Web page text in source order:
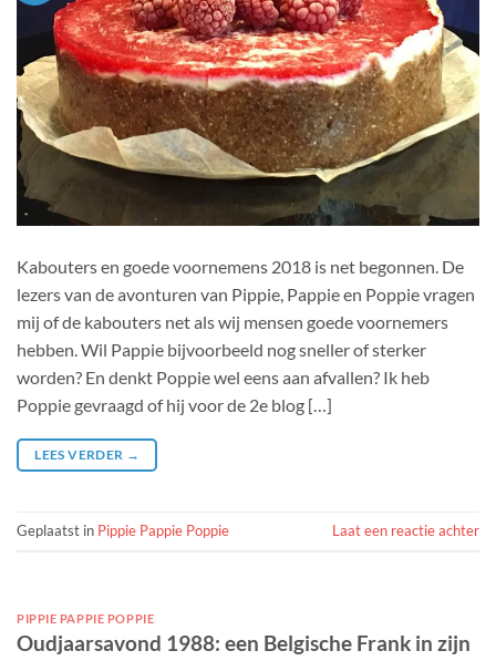
Kabouters en goede voornemens 2018 is net begonnen. De
lezers van de avonturen van Pippie, Pappie en Poppie vragen
mij of de kabouters net als wij mensen goede voornemers
hebben. Wil Pappie bijvoorbeeld nog sneller of sterker
worden? En denkt Poppie wel eens aan afvallen? Ik heb
Poppie gevraagd of hij voor de 2e blog […]
LEES VERDER →
Geplaatst in Pippie Pappie Poppie Laat een reactie achter
PIPPIE PAPPIE POPPIE
Oudjaarsavond 1988: een Belgische Frank in zijn